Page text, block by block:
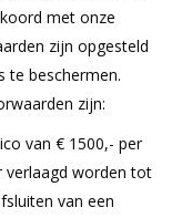
met onze
zijn opgesteld
te beschermen.
zijn:
van € 1500,- per
verlaagd worden tot
van een